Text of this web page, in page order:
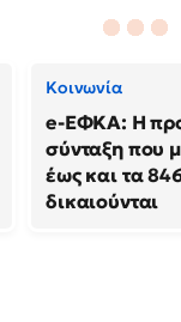
Κοινωνία
e-ΕΦΚΑ: Η
σύνταξη που
έως και τα
δικαιούνται